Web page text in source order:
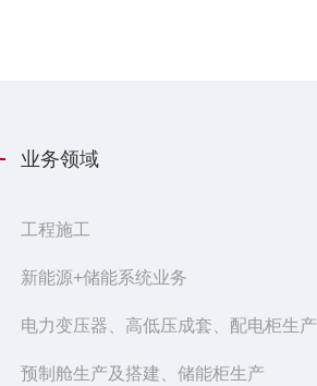
业务领域
工程施工
新能源+储能系统业务
电力变压器、高低压成套、配电柜生产
预制舱生产及搭建、储能柜生产